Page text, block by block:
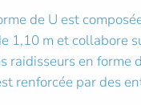
de U est
1,10 m et collabore
raidisseurs en forme
renforcée par des